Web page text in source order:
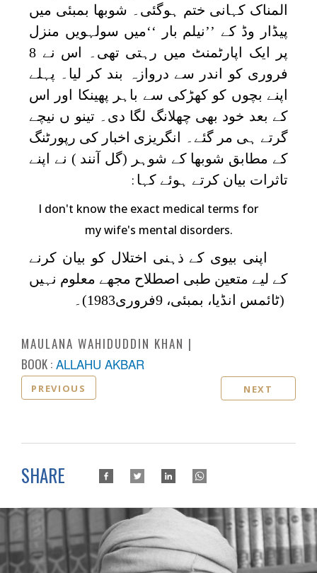
المناک کہانی ختم ہوگئی۔ شوبھا بمبئی میں
پیڈار وڈ کے ’’نیلم بار ‘‘میں سولہویں منزل
پر ایک اپارٹمنٹ میں رہتی تھی۔ اس نے 8
فروری کو اندر سے دروازہ بند کر لیا۔ پہلے
اپنے بچوں کو کھڑکی سے باہر پھینکا اور اس
کے بعد خود بھی چھلانگ لگا دی۔ تینو ں نیچے
گرتے ہی مر گئے۔ انگریزی اخبار کی رپورٹنگ
کے مطابق شوبھا کے شوہر (گل آنند ) نے اپنے
تاثرات بیان کرتے ہوئے کہا :
I don't know the exact medical terms for
my wife's mental disorders.
اپنی بیوی کے ذہنی اختلال کو بیان کرنے
کے لیے متعین طبی اصطلاح مجھے معلوم نہیں
(ٹائمس انڈیا، بمبئی، 9فروری1983)۔
MAULANA WAHIDUDDIN KHAN
BOOK : ALLAHU AKBAR
PREVIOUS NEXT
SHARE